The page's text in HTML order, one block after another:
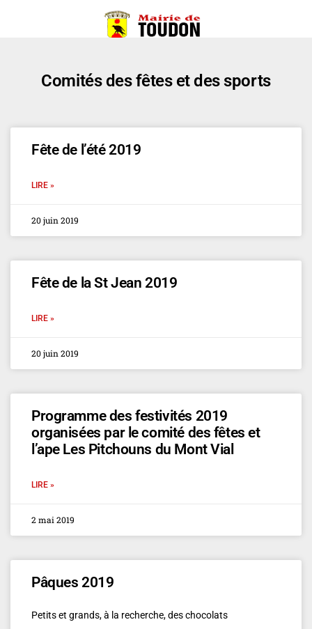
Comités des fêtes et des sports
Fête de l’été 2019
LIRE »
20 juin 2019
Fête de la St Jean 2019
LIRE »
20 juin 2019
Programme des festivités 2019
organisées par le comité des fêtes et
l’ape Les Pitchouns du Mont Vial
LIRE »
2 mai 2019
Pâques 2019
Petits et grands, à la recherche, des chocolats